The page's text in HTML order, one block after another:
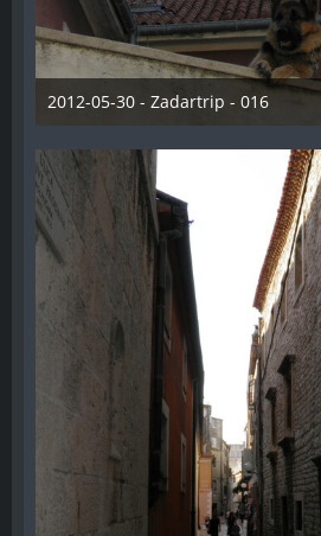
2012-05-30 - Zadartrip - 016
28. Dezember 2012